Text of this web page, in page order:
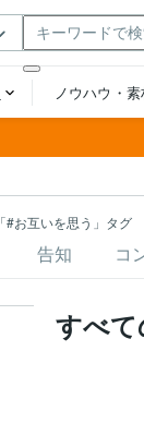
「#お互いを思う」タグ
告知 コ
すべて